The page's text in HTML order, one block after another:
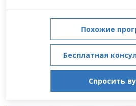
Похожие
Бесплатная
Спросить